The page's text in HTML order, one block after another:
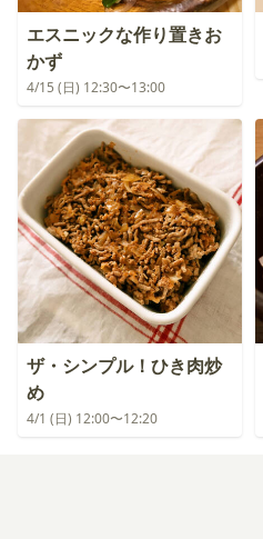
エスニックな作り置きお
かず
4/15 (日) 12:30〜13:00
ザ・シンプル！ひき肉炒
め
4/1 (日) 12:00〜12:20